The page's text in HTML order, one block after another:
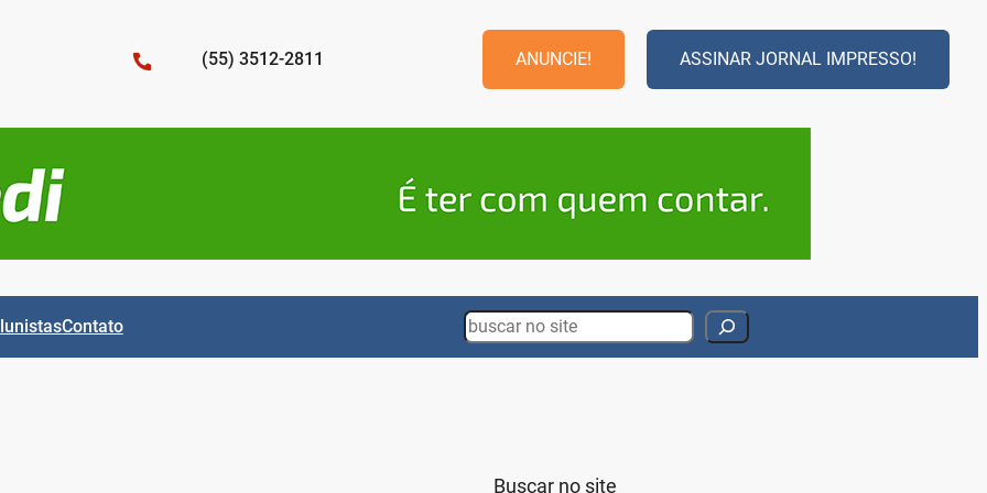
(55) 3512-2811 ANUNCIE! ASSINAR JORNAL IMPRESSO!
Contato Search
Buscar no site